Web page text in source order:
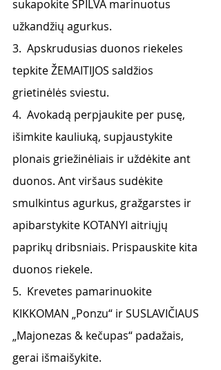
sukapokite SPILVA marinuotus
užkandžių agurkus.
3.  Apskrudusias duonos riekeles
tepkite ŽEMAITIJOS saldžios
grietinėlės sviestu.
4.  Avokadą perpjaukite per pusę,
išimkite kauliuką, supjaustykite
plonais griežinėliais ir uždėkite ant
duonos. Ant viršaus sudėkite
smulkintus agurkus, gražgarstes ir
apibarstykite KOTANYI aitriųjų
paprikų dribsniais. Prispauskite kita
duonos riekele.
5.  Krevetes pamarinuokite
KIKKOMAN „Ponzu“ ir SUSLAVIČIAUS
„Majonezas & kečupas“ padažais,
gerai išmaišykite.